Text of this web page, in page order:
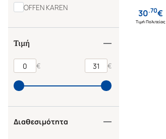
OFFEN KAREN
Τιμή
€ €
Διαθεσιμότητα
30.70€
Τιμή Πολιτείας